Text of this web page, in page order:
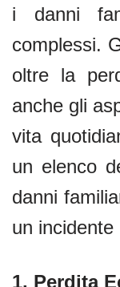
i danni
complessi.
oltre la
anche gli
vita
un elenco
danni
un incidente
1. Perdita